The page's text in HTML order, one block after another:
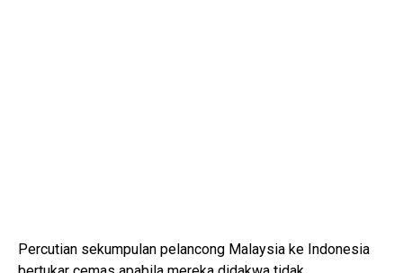
Percutian sekumpulan pelancong Malaysia ke Indonesia